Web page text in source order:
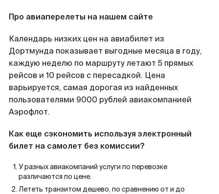
Про авиаперелеты на нашем сайте
Календарь низких цен на авиабилет из
Дортмунда показывает выгодные месяца в году,
каждую неделю по маршруту летают 5 прямых
рейсов и 10 рейсов с пересадкой. Цена
варьируется, самая дорогая из найденных
пользователями 9000 рублей авиакомпанией
Аэрофлот.
Как еще сэкономить используя электронный
билет на самолет без комиссии?
У разных авиакомпаний услуги по перевозке
различаются по цене.
Лететь транзитом дешево, по сравнению от и до